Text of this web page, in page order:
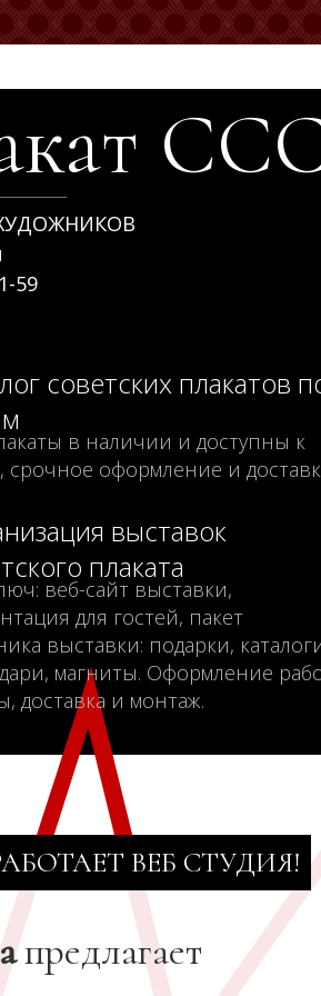
59
советских плакатов
в наличии и доступны к
срочное оформление и
выставок
плаката
веб-сайт выставки,
для гостей, пакет
выставки: подарки,
магниты. Оформление
доставка и монтаж.
ВЕБ СТУДИЯ!
предлагает